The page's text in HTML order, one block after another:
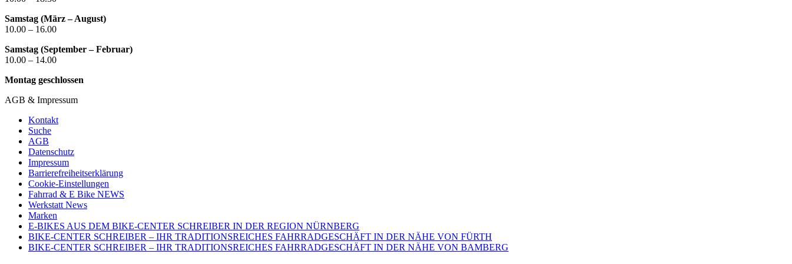
Samstag (März – August)
10.00 – 16.00
Samstag (September – Februar)
10.00 – 14.00
Montag geschlossen
AGB & Impressum
Kontakt
Suche
AGB
Datenschutz
Impressum
Barrierefreiheitserklärung
Cookie-Einstellungen
Fahrrad & E Bike NEWS
Werkstatt News
Marken
E-BIKES AUS DEM BIKE-CENTER SCHREIBER IN DER REGION NÜRNBERG
BIKE-CENTER SCHREIBER – IHR TRADITIONSREICHES FAHRRADGESCHÄFT IN DER NÄHE VON FÜRTH
BIKE-CENTER SCHREIBER – IHR TRADITIONSREICHES FAHRRADGESCHÄFT IN DER NÄHE VON BAMBERG